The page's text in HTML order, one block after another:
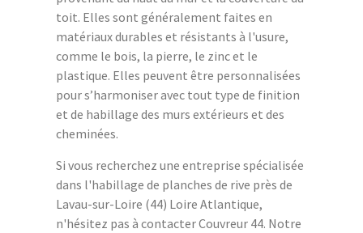
toit. Elles sont généralement faites en
matériaux durables et résistants à l'usure,
comme le bois, la pierre, le zinc et le
plastique. Elles peuvent être personnalisées
pour s’harmoniser avec tout type de finition
et de habillage des murs extérieurs et des
cheminées.
Si vous recherchez une entreprise spécialisée
dans l'habillage de planches de rive près de
Lavau-sur-Loire (44) Loire Atlantique,
n'hésitez pas à contacter Couvreur 44. Notre